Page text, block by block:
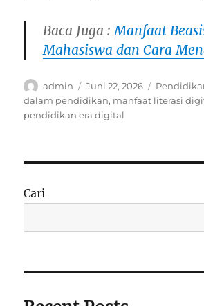
Baca Juga :Manfaat
Mahasiswa dan Cara
Author
admin
Posted
on
Juni 22, 2026 Categories
dalam pendidikan, manfaat literasi
pendidikan era digital
Cari